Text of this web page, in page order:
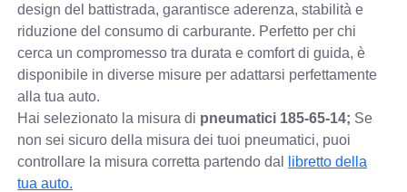
design del battistrada, garantisce aderenza, stabilità e
riduzione del consumo di carburante. Perfetto per chi
cerca un compromesso tra durata e comfort di guida, è
disponibile in diverse misure per adattarsi perfettamente
alla tua auto.
Hai selezionato la misura di pneumatici 185-65-14; Se
non sei sicuro della misura dei tuoi pneumatici, puoi
controllare la misura corretta partendo dal
libretto della
tua auto.